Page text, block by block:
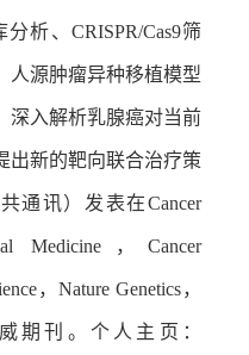
析、 CRISPR/Cas9筛
人源肿瘤异种移植模型
深入解析乳腺癌对当前
出新的靶向联合治疗策
通讯）发表在Cancer
Medicine ，Cancer
， Nature Genetics，
期刊。个人主页：